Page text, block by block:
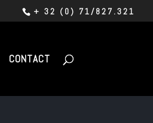
+ 32 (0) 71/827.321
CONTACT